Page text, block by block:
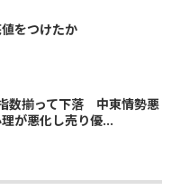
をつけたか
数揃って下落 中東情勢悪
が悪化し売り優...